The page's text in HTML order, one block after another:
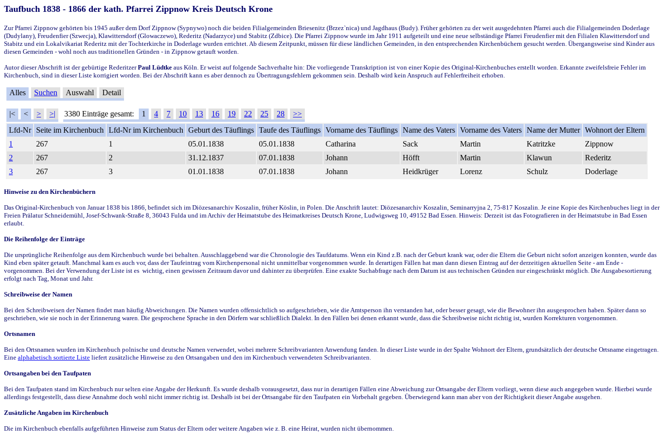
Taufbuch 1838 - 1866 der kath. Pfarrei Zippnow Kreis Deutsch Krone
Zur Pfarrei Zippnow gehörten bis 1945 außer dem Dorf Zippnow (Sypnywo) noch die beiden Filialgemeinden Briesenitz (Brzez`nica) und Jagdhaus (Budy). Früher gehörten zu der weit ausgedehnten Pfarrei auch die Filialgemeinden Doderlage
(Dudylany), Freudenfier (Szwecja), Klawittersdorf (Glowaczewo), Rederitz (Nadarzyce) und Stabitz (Zdbice). Die Pfarrei Zippnow wurde im Jahr 1911 aufgeteilt und eine neue selbständige Pfarrei Freudenfier mit den Filialen Klawittersdorf und
Stabitz und ein Lokalvikariat Rederitz mit der Tochterkirche in Doderlage wurden errichtet. Ab diesem Zeitpunkt, müssen für diese ländlichen Gemeinden, in den entsprechenden Kirchenbüchern gesucht werden. Übergangsweise sind Kinder aus
diesen Gemeinden - wohl noch aus traditionellen Gründen - in Zippnow getauft worden.
Autor dieser Abschrift ist der gebürtige RederitzerPaul Lüdtke aus Köln. Er weist auf folgende Sachverhalte hin: Die vorliegende Transkription ist von einer Kopie des Original-Kirchenbuches erstellt worden. Erkannte zweifelsfreie Fehler im
Kirchenbuch, sind in dieser Liste korrigiert worden. Bei der Abschrift kann es aber dennoch zu Übertragungsfehlern gekommen sein. Deshalb wird kein Anspruch auf Fehlerfreiheit erhoben.
Alles Suchen Auswahl Detail
|< < > >| 3380 Einträge gesamt: 1 4 7 10 13 16 19 22 25 28
>>
Lfd-Nr
Seite im Kirchenbuch Lfd-Nr im Kirchenbuch Geburt des Täuflings Taufe des Täuflings Vorname des Täuflings Name des Vaters Vorname des Vaters Name der Mutter Wohnort der Eltern
1
267 1 05.01.1838 05.01.1838 Catharina Sack Martin Katritzke
Zippnow
2
267 2 31.12.1837 07.01.1838 Johann Höfft Martin Klawun
Rederitz
3
267 3 01.01.1838 07.01.1838 Johann Heidkrüger Lorenz Schulz Doderlage
Hinweise zu den Kirchenbüchern
Das Original-Kirchenbuch von Januar 1838 bis 1866, befindet sich im Diözesanarchiv Koszalin, früher Köslin, in Polen. Die Anschrift lautet: Diözesanarchiv Koszalin, Seminarryjna 2, 75-817 Koszalin. Je eine Kopie des Kirchenbuches liegt in der
Freien Prälatur Schneidemühl, Josef-Schwank-Straße 8, 36043 Fulda und im Archiv der Heimatstube des Heimatkreises Deutsch Krone, Ludwigsweg 10, 49152 Bad Essen. Hinweis: Derzeit ist das Fotografieren in der Heimatstube in Bad Essen
erlaubt.
Die Reihenfolge der Einträge
Die ursprüngliche Reihenfolge aus dem Kirchenbuch wurde bei behalten. Ausschlaggebend war die Chronologie des Taufdatums. Wenn ein Kind z.B. nach der Geburt krank war, oder die Eltern die Geburt nicht sofort anzeigen konnten, wurde das
Kind eben später getauft. Manchmal kam es auch vor, dass der Taufeintrag vom Kirchenpersonal nicht unmittelbar vorgenommen wurde. In derartigen Fällen hat man dann diesen Eintrag auf der derzeitigen aktuellen Seite - am Ende -
vorgenommen. Bei der Verwendung der Liste ist es wichtig, einen gewissen Zeitraum davor und dahinter zu überprüfen. Eine exakte Suchabfrage nach dem Datum ist aus technischen Gründen nur eingeschränkt möglich. Die Ausgabesortierung
erfolgt nach Tag, Monat und Jahr.
Schreibweise der Namen
Bei den Schreibweisen der Namen findet man häufig Abweichungen. Die Namen wurden offensichtlich so aufgeschrieben, wie die Amtsperson ihn verstanden hat, oder besser gesagt, wie die Bewohner ihn ausgesprochen haben. Später dann so
geschrieben, wie sie noch in der Erinnerung waren. Die gesprochene Sprache in den Dörfern war schließlich Dialekt. In den Fällen bei denen erkannt wurde, dass die Schreibweise nicht richtig ist, wurden Korrekturen vorgenommen.
Ortsnamen
Bei den Ortsnamen wurden im Kirchenbuch polnische und deutsche Namen verwendet, wobei mehrere Schreibvarianten Anwendung fanden. In dieser Liste wurde in der Spalte Wohnort der Eltern, grundsätzlich der deutsche Ortsname eingetragen.
Eine alphabetisch sortierte Liste liefert zusätzliche Hinweise zu den Ortsangaben und den im Kirchenbuch verwendeten Schreibvarianten.
Ortsangaben bei den Taufpaten
Bei den Taufpaten stand im Kirchenbuch nur selten eine Angabe der Herkunft. Es wurde deshalb vorausgesetzt, dass nur in derartigen Fällen eine Abweichung zur Ortsangabe der Eltern vorliegt, wenn diese auch angegeben wurde. Hierbei wurde
allerdings festgestellt, dass diese Annahme doch wohl nicht immer richtig ist. Deshalb ist bei der Ortsangabe für den Taufpaten ein Vorbehalt gegeben. Überwiegend kann man aber von der Richtigkeit dieser Angabe ausgehen.
Zusätzliche Angaben im Kirchenbuch
Die im Kirchenbuch ebenfalls aufgeführten Hinweise zum Status der Eltern oder weitere Angaben wie z. B. eine Heirat, wurden nicht übernommen.